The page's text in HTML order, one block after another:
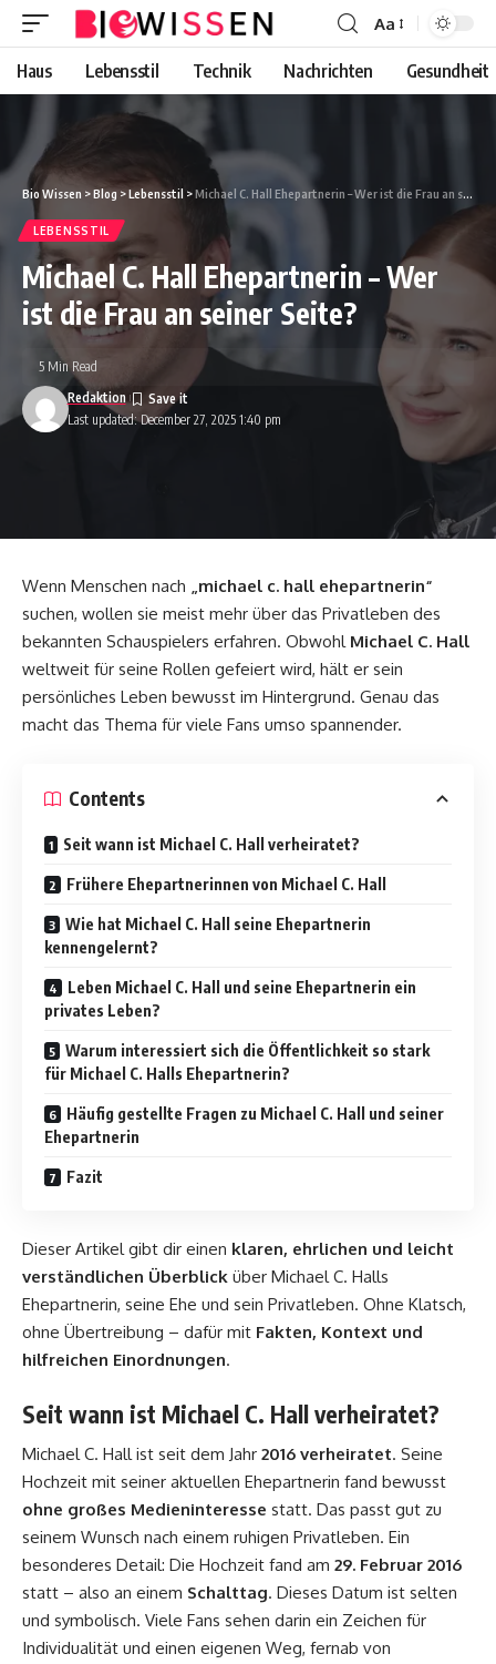
Font
Resizer
Aa
Haus Lebensstil Technik Nachrichten Gesundheit
Bio Wissen >Blog >Lebensstil >Michael C. Hall Ehepartnerin – Wer ist die Frau an seiner Seite?
LEBENSSTIL
Michael C. Hall Ehepartnerin – Wer
ist die Frau an seiner Seite?
Last updated: December 27, 2025 1:40 pm
Redaktion
5 Min Read
Wenn Menschen nach „michael c. hall ehepartnerin“
suchen, wollen sie meist mehr über das Privatleben des
bekannten Schauspielers erfahren. Obwohl Michael C. Hall
weltweit für seine Rollen gefeiert wird, hält er sein
persönliches Leben bewusst im Hintergrund. Genau das
macht das Thema für viele Fans umso spannender.
Contents
Seit wann ist Michael C. Hall verheiratet?
Frühere Ehepartnerinnen von Michael C. Hall
Wie hat Michael C. Hall seine Ehepartnerin
kennengelernt?
Leben Michael C. Hall und seine Ehepartnerin ein
privates Leben?
Warum interessiert sich die Öffentlichkeit so stark
für Michael C. Halls Ehepartnerin?
Häufig gestellte Fragen zu Michael C. Hall und seiner
Ehepartnerin
Fazit
Dieser Artikel gibt dir einen klaren, ehrlichen und leicht
verständlichen Überblick über Michael C. Halls
Ehepartnerin, seine Ehe und sein Privatleben. Ohne Klatsch,
ohne Übertreibung – dafür mit Fakten, Kontext und
hilfreichen Einordnungen.
Seit wann ist Michael C. Hall verheiratet?
Michael C. Hall ist seit dem Jahr 2016 verheiratet. Seine
Hochzeit mit seiner aktuellen Ehepartnerin fand bewusst
ohne großes Medieninteresse statt. Das passt gut zu
seinem Wunsch nach einem ruhigen Privatleben. Ein
besonderes Detail: Die Hochzeit fand am 29. Februar 2016
statt – also an einem Schalttag. Dieses Datum ist selten
und symbolisch. Viele Fans sehen darin ein Zeichen für
Individualität und einen eigenen Weg, fernab von